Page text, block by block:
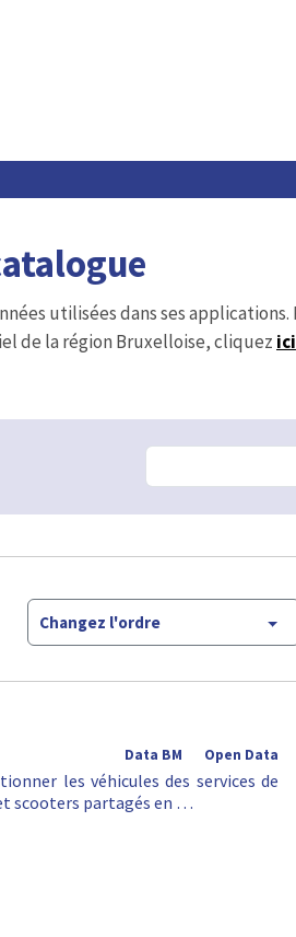
utilisées dans ses
de la région Bruxelloise, cliquez ici
Changez l'ordre
Open Data
Data BM
les véhicules des services de
scooters partagés en …